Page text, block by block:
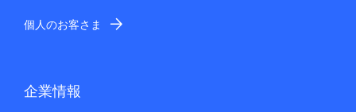
個人のお客さま
企業情報